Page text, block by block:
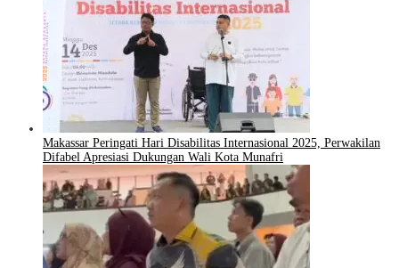
Makassar Peringati Hari Disabilitas Internasional 2025, Perwakilan
Difabel Apresiasi Dukungan Wali Kota Munafri